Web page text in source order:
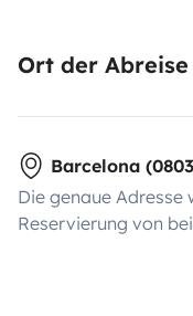
Ort der Abreise
Barcelona
Die genaue
Reservierung von